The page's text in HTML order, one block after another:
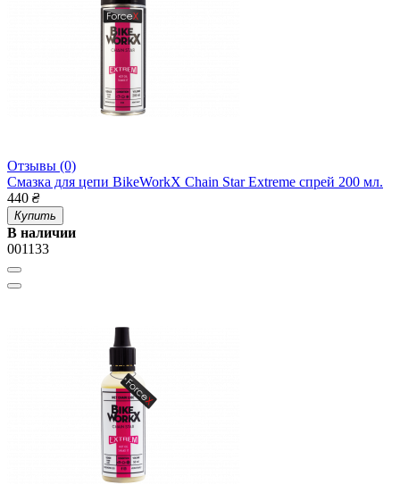
Отзывы (0)
Смазка для цепи BikeWorkX Chain Star Extreme спрей 200 мл.
440 ₴
Купить
В наличии
001133